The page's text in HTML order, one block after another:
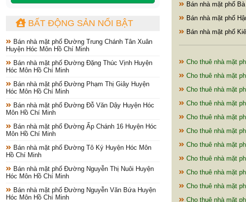
BẤT ĐỘNG SẢN NỔI BẬT
Bán nhà mặt phố Đường Trung Chánh Tân Xuân
Huyện Hóc Môn Hồ Chí Minh
Bán nhà mặt phố Đường Đặng Thúc Vịnh Huyện
Hóc Môn Hồ Chí Minh
Bán nhà mặt phố Đường Phạm Thị Giây Huyện
Hóc Môn Hồ Chí Minh
Bán nhà mặt phố Đường Đỗ Văn Dậy Huyện Hóc
Môn Hồ Chí Minh
Bán nhà mặt phố Đường Ấp Chánh 16 Huyện Hóc
Môn Hồ Chí Minh
Bán nhà mặt phố Đường Tô Ký Huyện Hóc Môn
Hồ Chí Minh
Bán nhà mặt phố Đường Nguyễn Thị Nuôi Huyện
Hóc Môn Hồ Chí Minh
Bán nhà mặt phố Đường Nguyễn Văn Bứa Huyện
Hóc Môn Hồ Chí Minh
Bán nhà mặt phố
Bán nhà mặt phố
Bán nhà mặt phố
Cho thuê nhà mặt
Cho thuê nhà mặt
Cho thuê nhà mặt
Cho thuê nhà mặt
Cho thuê nhà mặt
Cho thuê nhà mặt
Cho thuê nhà mặt
Cho thuê nhà mặt
Cho thuê nhà mặt
Cho thuê nhà mặt
Cho thuê nhà mặt